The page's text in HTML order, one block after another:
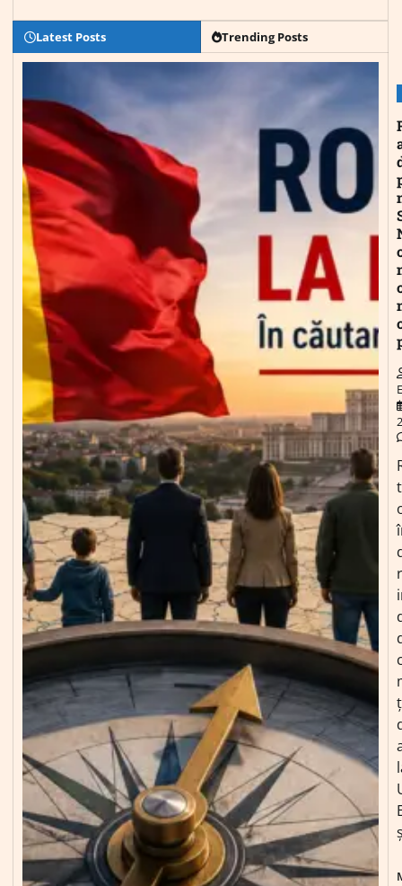
Latest Posts Trending Posts